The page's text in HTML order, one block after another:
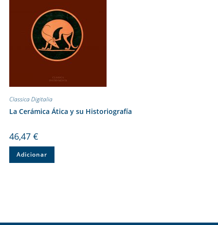
Classica Digitalia
La Cerámica Ática y su Historiografía
46,47 €
Adicionar